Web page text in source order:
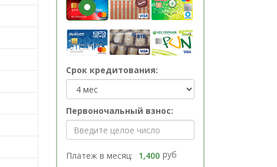
Срок кредитования:
Первоночальный взнос:
Платеж в месяц: 1,400 руб